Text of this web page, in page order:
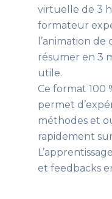
virtuelle de 3
formateur
l’animation
résumer en 3
utile.
Ce format 100
permet
méthodes et
rapidement
et feedbacks